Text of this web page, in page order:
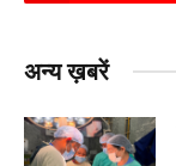
अन्य ख़बरें